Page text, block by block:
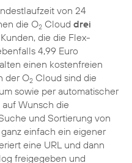
von 24
die O2 Cloud drei
die die Flex-
4,99 Euro
einen kostenfreien
der O2 Cloud sind die
sowie per automatischer
Wunsch die
und Sortierung von
einfach ein eigener
eine URL und dann
freigegeben und